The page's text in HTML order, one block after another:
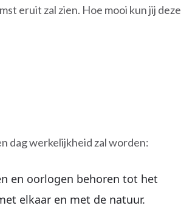
eruit zal zien. Hoe mooi kun jij deze
dag werkelijkheid zal worden:
en oorlogen behoren tot het
elkaar en met de natuur.